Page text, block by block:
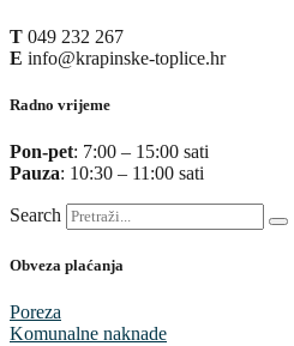
T 049 232 267
E info@krapinske-toplice.hr
Radno vrijeme
Pon-pet: 7:00 – 15:00 sati
Pauza: 10:30 – 11:00 sati
Search
Obveza plaćanja
Poreza
Komunalne naknade